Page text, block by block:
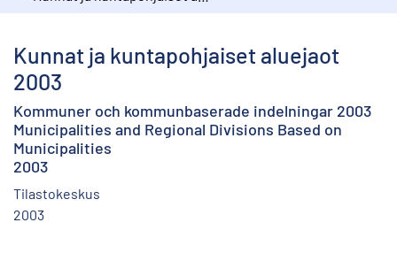
Kunnat ja kuntapohjaiset aluejaot
2003
Kommuner och kommunbaserade indelningar 2003
Municipalities and Regional Divisions Based on
Municipalities
2003
Tilastokeskus
2003